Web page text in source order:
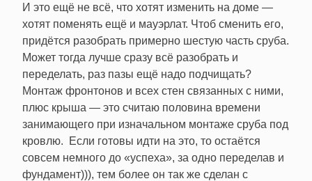
И это ещё не всё, что хотят изменить на доме —
хотят поменять ещё и мауэрлат. Чтоб сменить его,
придётся разобрать примерно шестую часть сруба.
Может тогда лучше сразу всё разобрать и
переделать, раз пазы ещё надо подчищать?
Монтаж фронтонов и всех стен связанных с ними,
плюс крыша — это считаю половина времени
занимающего при изначальном монтаже сруба под
кровлю. Если готовы идти на это, то остаётся
совсем немного до «успеха», за одно переделав и
фундамент))), тем более он так же сделан с